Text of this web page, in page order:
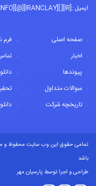
ایمیل :[IR][.][IRANCLAY][@][INFO]
صفحه اصلی فرم
اخبار
پیوندها
سوالات متداول
تاریخچه شرکت
تمامی حقوق این وب سایت محفوظ و
باشد
طراحی و اجرا توسط پارسیان مهر